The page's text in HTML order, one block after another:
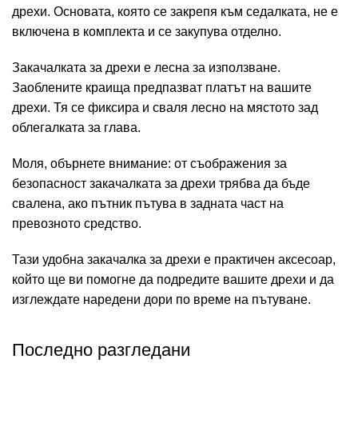
дрехи. Основата, която се закрепя към седалката, не е
включена в комплекта и се закупува отделно.
Закачалката за дрехи е лесна за използване.
Заоблените краища предпазват платът на вашите
дрехи. Тя се фиксира и сваля лесно на мястото зад
облегалката за глава.
Моля, обърнете внимание: от съображения за
безопасност закачалката за дрехи трябва да бъде
свалена, ако пътник пътува в задната част на
превозното средство.
Тази удобна закачалка за дрехи е практичен аксесоар,
който ще ви помогне да подредите вашите дрехи и да
изглеждате наредени дори по време на пътуване.
Последно разгледани